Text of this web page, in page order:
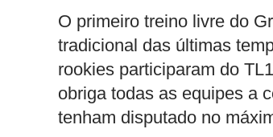
O primeiro treino livre do
tradicional das últimas
rookies participaram do
obriga todas as equipes a
tenham disputado no